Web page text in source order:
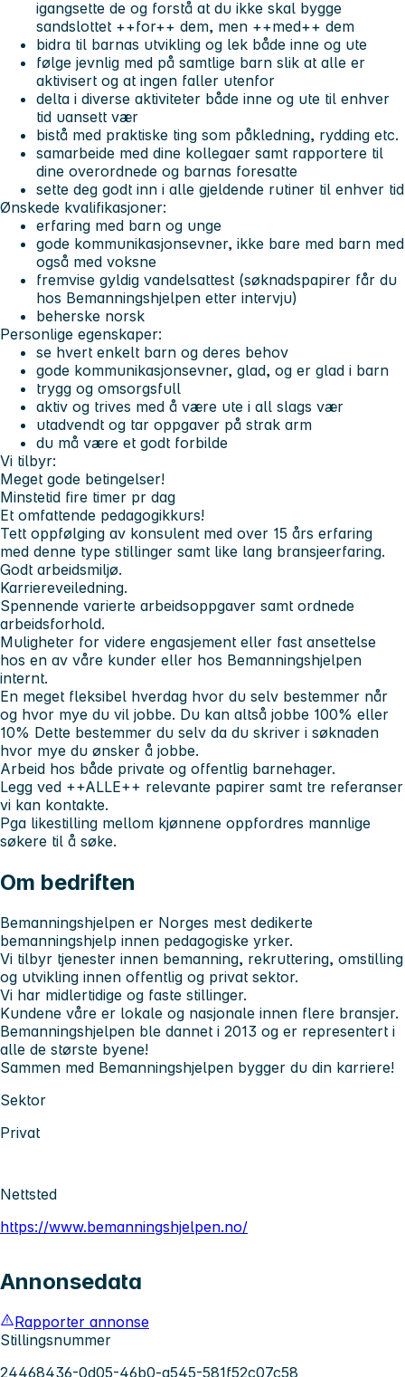
igangsette de og forstå at du ikke skal bygge
sandslottet ++for++ dem, men ++med++ dem
bidra til barnas utvikling og lek både inne og ute
følge jevnlig med på samtlige barn slik at alle er
aktivisert og at ingen faller utenfor
delta i diverse aktiviteter både inne og ute til enhver
tid uansett vær
bistå med praktiske ting som påkledning, rydding etc.
samarbeide med dine kollegaer samt rapportere til
dine overordnede og barnas foresatte
sette deg godt inn i alle gjeldende rutiner til enhver tid
Ønskede kvalifikasjoner:
erfaring med barn og unge
gode kommunikasjonsevner, ikke bare med barn med
også med voksne
fremvise gyldig vandelsattest (søknadspapirer får du
hos Bemanningshjelpen etter intervju)
beherske norsk
Personlige egenskaper:
se hvert enkelt barn og deres behov
gode kommunikasjonsevner, glad, og er glad i barn
trygg og omsorgsfull
aktiv og trives med å være ute i all slags vær
utadvendt og tar oppgaver på strak arm
du må være et godt forbilde
Vi tilbyr:
Meget gode betingelser!
Minstetid fire timer pr dag
Et omfattende pedagogikkurs!
Tett oppfølging av konsulent med over 15 års erfaring
med denne type stillinger samt like lang bransjeerfaring.
Godt arbeidsmiljø.
Karriereveiledning.
Spennende varierte arbeidsoppgaver samt ordnede
arbeidsforhold.
Muligheter for videre engasjement eller fast ansettelse
hos en av våre kunder eller hos Bemanningshjelpen
internt.
En meget fleksibel hverdag hvor du selv bestemmer når
og hvor mye du vil jobbe. Du kan altså jobbe 100% eller
10% Dette bestemmer du selv da du skriver i søknaden
hvor mye du ønsker å jobbe.
Arbeid hos både private og offentlig barnehager.
Legg ved ++ALLE++ relevante papirer samt tre referanser
vi kan kontakte.
Pga likestilling mellom kjønnene oppfordres mannlige
søkere til å søke.
Om bedriften
Bemanningshjelpen er Norges mest dedikerte
bemanningshjelp innen pedagogiske yrker.
Vi tilbyr tjenester innen bemanning, rekruttering, omstilling
og utvikling innen offentlig og privat sektor.
Vi har midlertidige og faste stillinger.
Kundene våre er lokale og nasjonale innen flere bransjer.
Bemanningshjelpen ble dannet i 2013 og er representert i
alle de største byene!
Sammen med Bemanningshjelpen bygger du din karriere!
Sektor
Privat
Nettsted
https://www.bemanningshjelpen.no/
Annonsedata
Rapporter annonse
Stillingsnummer
24468436-0d05-46b0-a545-581f52c07c58